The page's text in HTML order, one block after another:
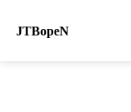
JTBopeN